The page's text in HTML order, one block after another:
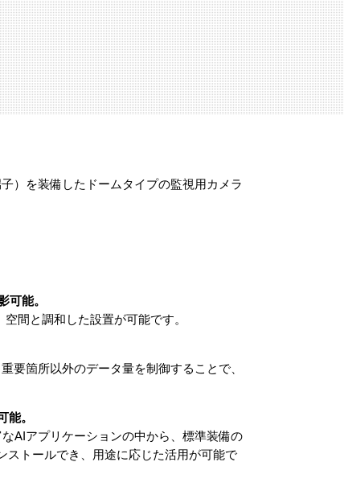
）を装備したドームタイプの監視用カメラ
能。
間と調和した設置が可能です。
要箇所以外のデータ量を制御することで、
。
AIアプリケーションの中から、標準装備の
ストールでき、用途に応じた活用が可能で